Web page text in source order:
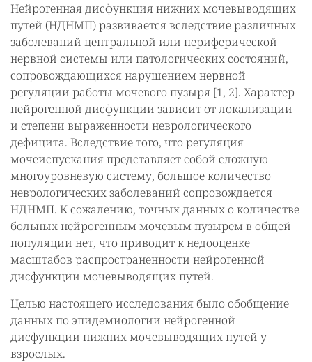
Нейрогенная дисфункция нижних мочевыводящих
путей (НДНМП) развивается вследствие различных
заболеваний центральной или периферической
нервной системы или патологических состояний,
сопровождающихся нарушением нервной
регуляции работы мочевого пузыря [1, 2]. Характер
нейрогенной дисфункции зависит от локализации
и степени выраженности неврологического
дефицита. Вследствие того, что регуляция
мочеиспускания представляет собой сложную
многоуровневую систему, большое количество
неврологических заболеваний сопровождается
НДНМП. К сожалению, точных данных о количестве
больных нейрогенным мочевым пузырем в общей
популяции нет, что приводит к недооценке
масштабов распространенности нейрогенной
дисфункции мочевыводящих путей.
Целью настоящего исследования было обобщение
данных по эпидемиологии нейрогенной
дисфункции нижних мочевыводящих путей у
взрослых.